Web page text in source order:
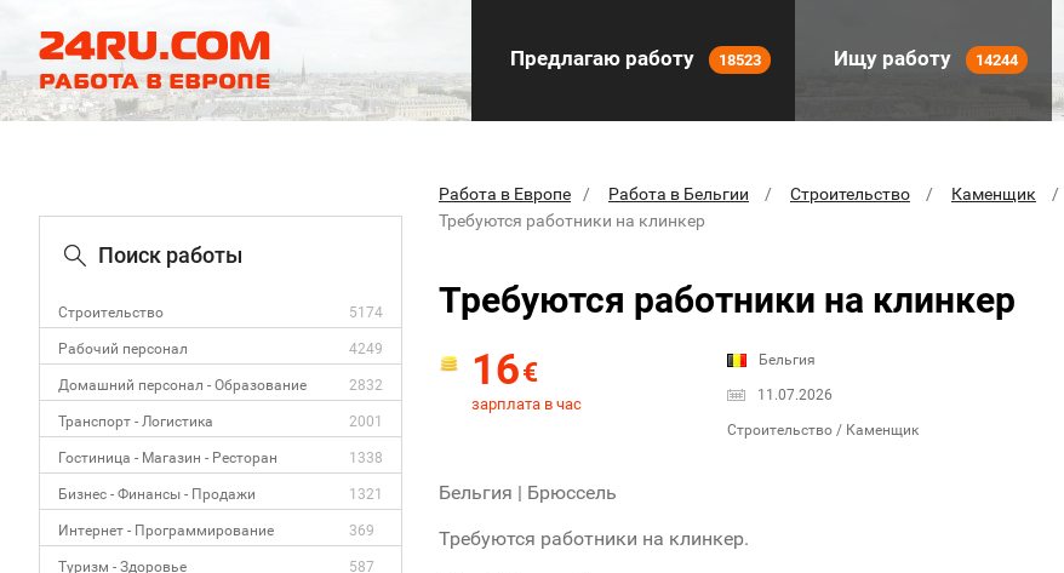
Предлагаю работу 18523 Ищу работу 14244
Поиск работы
Строительство 5174
Рабочий персонал 4249
Домашний персонал - Образование 2832
Транспорт - Логистика 2001
Гостиница - Магазин - Ресторан 1338
Бизнес - Финансы - Продажи 1321
Интернет - Программирование 369
Туризм - Здоровье 587
Работа в Европе Работа в Бельгии Строительство
Каменщик
Требуются работники на клинкер
Требуются работники на клинкер
16€
зарплата в час
Бельгия
11.07.2026
Строительство / Каменщик
Бельгия | Брюссель
Требуются работники на клинкер.